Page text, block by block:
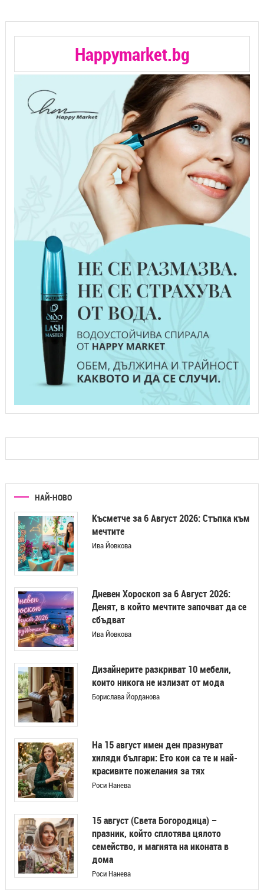
Happymarket.bg
НАЙ-НОВО
Късметче за 6 Август 2026: Стъпка към
мечтите
Ива Йовкова
Дневен Хороскоп за 6 Август 2026:
Денят, в който мечтите започват да се
сбъдват
Ива Йовкова
Дизайнерите разкриват 10 мебели,
които никога не излизат от мода
Борислава Йорданова
На 15 август имен ден празнуват
хиляди българи: Ето кои са те и най-
красивите пожелания за тях
Роси Нанева
15 август (Света Богородица) –
празник, който сплотява цялото
семейство, и магията на иконата в
дома
Роси Нанева